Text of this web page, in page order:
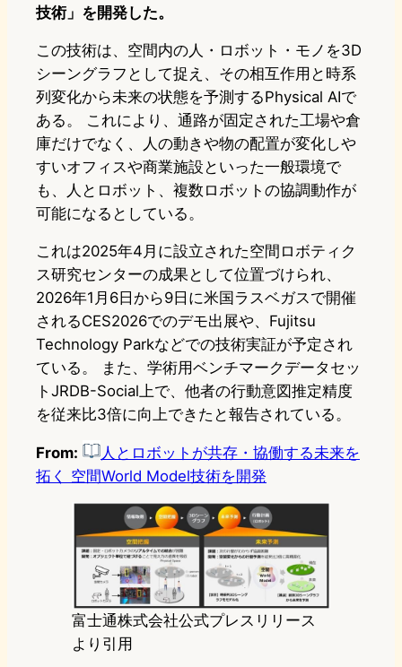
技術」を開発した。
この技術は、空間内の人・ロボット・モノを3D
シーングラフとして捉え、その相互作用と時系
列変化から未来の状態を予測するPhysical AIで
ある。 これにより、通路が固定された工場や倉
庫だけでなく、人の動きや物の配置が変化しや
すいオフィスや商業施設といった一般環境で
も、人とロボット、複数ロボットの協調動作が
可能になるとしている。
これは2025年4月に設立された空間ロボティク
ス研究センターの成果として位置づけられ、
2026年1月6日から9日に米国ラスベガスで開催
されるCES2026でのデモ出展や、Fujitsu
Technology Parkなどでの技術実証が予定され
ている。 また、学術用ベンチマークデータセッ
トJRDB-Social上で、他者の行動意図推定精度
を従来比3倍に向上できたと報告されている。
From:
人とロボットが共存・協働する未来を
拓く 空間World Model技術を開発
富士通株式会社公式プレスリリース
より引用